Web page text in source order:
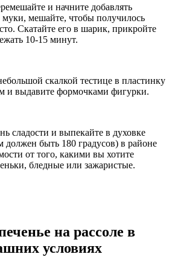
и начните добавлять
муки, мешайте, чтобы получилось
Скатайте его в шарик, прикройте
10-15 минут.
скалкой тестице в пластинку
и выдавите формочками фигурки.
сладости и выпекайте в духовке
быть 180 градусов) в районе
от того, какими вы хотите
бледные или зажаристые.
на рассоле в
условиях